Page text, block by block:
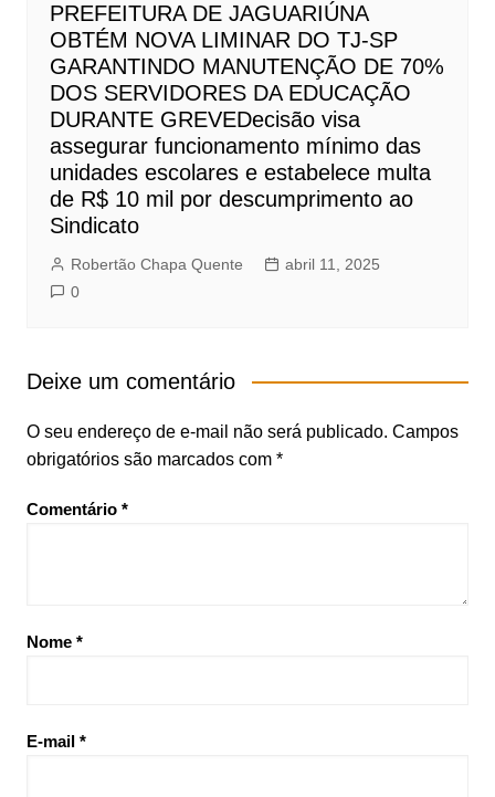
PREFEITURA DE JAGUARIÚNA
OBTÉM NOVA LIMINAR DO TJ-SP
GARANTINDO MANUTENÇÃO DE 70%
DOS SERVIDORES DA EDUCAÇÃO
DURANTE GREVEDecisão visa
assegurar funcionamento mínimo das
unidades escolares e estabelece multa
de R$ 10 mil por descumprimento ao
Sindicato
Robertão Chapa Quente
abril 11, 2025
0
Deixe um comentário
O seu endereço de e-mail não será publicado. Campos
obrigatórios são marcados com *
Comentário *
Nome *
E-mail *